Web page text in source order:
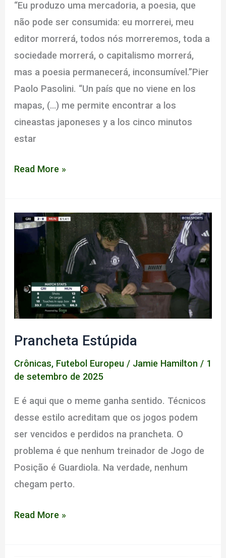
“Eu produzo uma mercadoria, a poesia, que
não pode ser consumida: eu morrerei, meu
editor morrerá, todos nós morreremos, toda a
sociedade morrerá, o capitalismo morrerá,
mas a poesia permanecerá, inconsumível.”Pier
Paolo Pasolini. “Un país que no viene en los
mapas, (…) me permite encontrar a los
cineastas japoneses y a los cinco minutos
estar
Adeus
Read More »
Prancheta Estúpida
Crônicas, Futebol Europeu / Jamie Hamilton / 1
de setembro de 2025
E é aqui que o meme ganha sentido. Técnicos
desse estilo acreditam que os jogos podem
ser vencidos e perdidos na prancheta. O
problema é que nenhum treinador de Jogo de
Posição é Guardiola. Na verdade, nenhum
chegam perto.
Prancheta
Read More »